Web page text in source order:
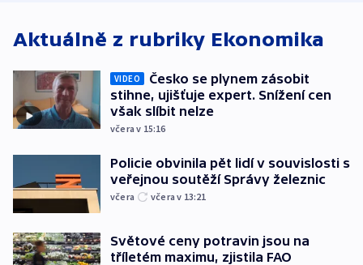
Aktuálně z rubriky Ekonomika
VIDEO
Česko se plynem zásobit
stihne, ujišťuje expert. Snížení cen
však slíbit nelze
včera v 15:16
Policie obvinila pět lidí v souvislosti s
veřejnou soutěží Správy železnic
včera včera v 13:21
Světové ceny potravin jsou na
tříletém maximu, zjistila FAO